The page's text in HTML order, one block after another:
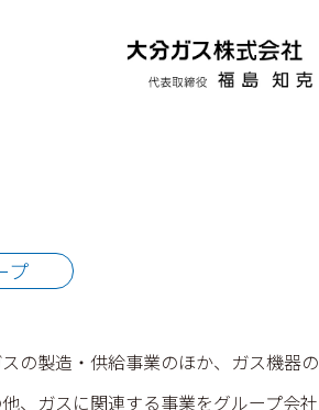
プ
の製造・供給事業のほか、ガス機器の
、ガスに関連する事業をグループ会社